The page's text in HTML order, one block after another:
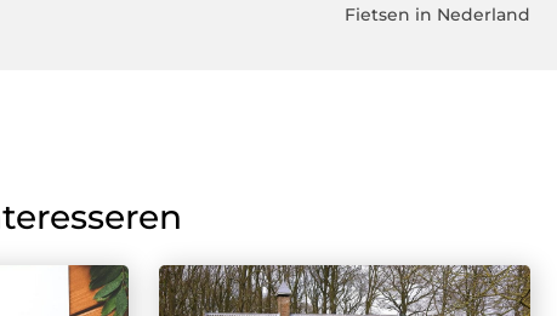
Fietsen in Nederland